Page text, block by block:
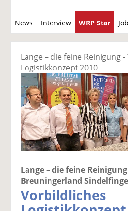
News Interview WRP Star
Lange – die feine Reinigung
Logistikkonzept 2010
Lange – die feine
Breuningerland
Vorbildliches